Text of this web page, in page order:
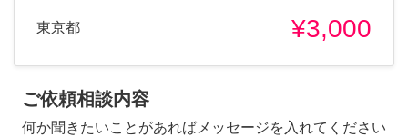
東京都 ¥3,000
ご依頼相談内容
何か聞きたいことがあればメッセージを入れてください